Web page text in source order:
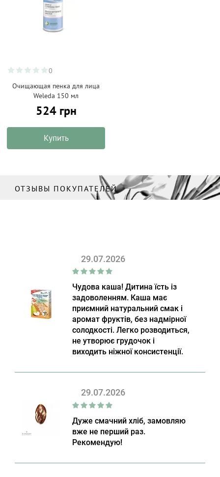
0
Очищающая пенка для лица
Weleda 150 мл
524 грн
Купить
ОТЗЫВЫ ПОКУПАТЕЛЕЙ
29.07.2026
Чудова каша! Дитина їсть із
задоволенням. Каша має
приємний натуральний смак і
аромат фруктів, без надмірної
солодкості. Легко розводиться,
не утворює грудочок і
виходить ніжної консистенції.
29.07.2026
Дуже смачний хліб, замовляю
вже не перший раз.
Рекомендую!